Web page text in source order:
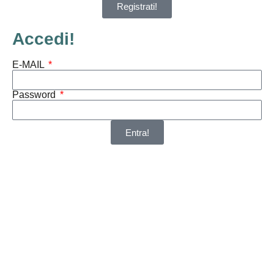
Registrati!
Accedi!
E-MAIL
Password
Entra!